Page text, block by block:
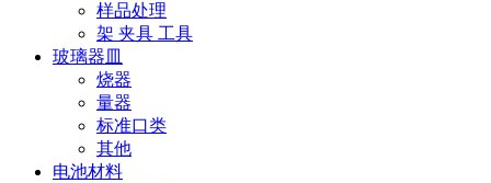
样品处理
架 夹具 工具
玻璃器皿
烧器
量器
标准口类
其他
电池材料